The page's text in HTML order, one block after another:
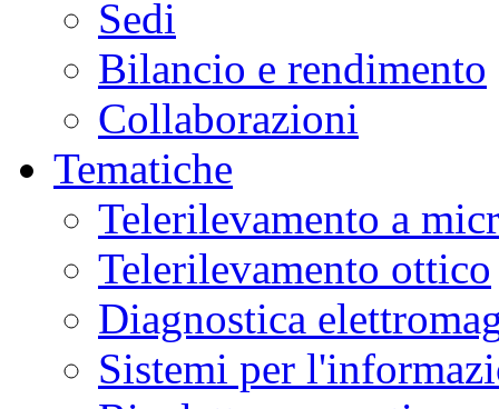
Sedi
Bilancio e rendimento
Collaborazioni
Tematiche
Telerilevamento a
Telerilevamento ottico
Diagnostica
Sistemi per